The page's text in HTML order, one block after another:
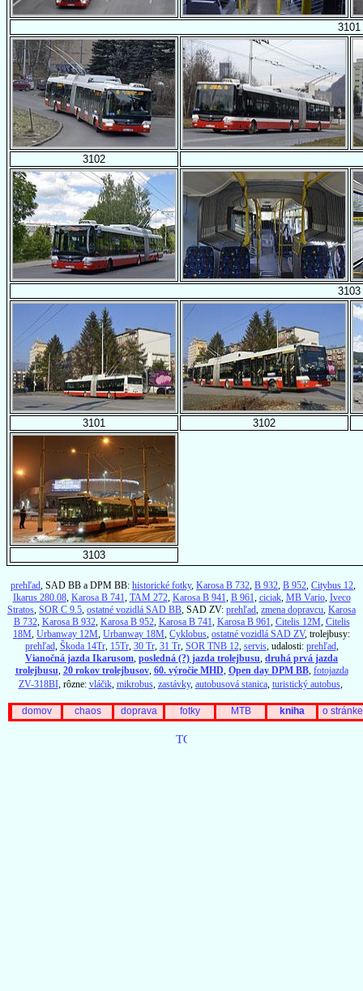
3101
3102
3103
3101 3102
3103
prehľad, SAD BB a DPM BB: historické fotky, Karosa B 732, B 932, B 952, Citybus 12,
Ikarus 280.08, Karosa B 741, TAM 272, Karosa B 941, B 961, ciciak, MB Vario, Iveco
Stratos, SOR C 9.5, ostatné vozidlá SAD BB, SAD ZV: prehľad, zmena dopravcu, Karosa
B 732, Karosa B 932, Karosa B 952, Karosa B 741, Karosa B 961, Citelis 12M, Citelis
18M, Urbanway 12M, Urbanway 18M, Cyklobus, ostatné vozidlá SAD ZV, trolejbusy:
prehľad, Škoda 14Tr, 15Tr, 30 Tr, 31 Tr, SOR TNB 12, servis, udalosti: prehľad,
Vianočná jazda Ikarusom, posledná (?) jazda trolejbusu, druhá prvá jazda
trolejbusu, 20 rokov trolejbusov, 60. výročie MHD, Open day DPM BB, fotojazda
ZV-318BI, rôzne: vláčik, mikrobus, zastávky, autobusová stanica, turistický autobus,
domov chaos doprava fotky MTB kniha o stránke